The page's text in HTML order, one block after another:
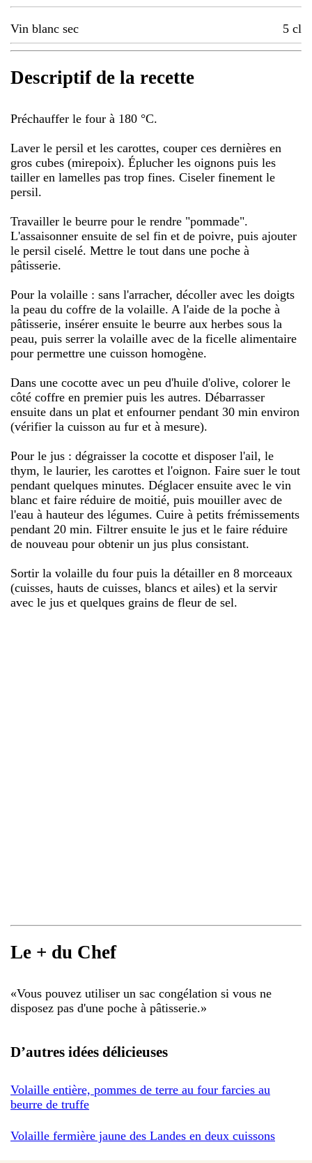
Vin blanc sec 5 cl
Descriptif de la recette
Préchauffer le four à 180 °C.
Laver le persil et les carottes, couper ces dernières en
gros cubes (mirepoix). Éplucher les oignons puis les
tailler en lamelles pas trop fines. Ciseler finement le
persil.
Travailler le beurre pour le rendre "pommade".
L'assaisonner ensuite de sel fin et de poivre, puis ajouter
le persil ciselé. Mettre le tout dans une poche à
pâtisserie.
Pour la volaille : sans l'arracher, décoller avec les doigts
la peau du coffre de la volaille. A l'aide de la poche à
pâtisserie, insérer ensuite le beurre aux herbes sous la
peau, puis serrer la volaille avec de la ficelle alimentaire
pour permettre une cuisson homogène.
Dans une cocotte avec un peu d'huile d'olive, colorer le
côté coffre en premier puis les autres. Débarrasser
ensuite dans un plat et enfourner pendant 30 min environ
(vérifier la cuisson au fur et à mesure).
Pour le jus : dégraisser la cocotte et disposer l'ail, le
thym, le laurier, les carottes et l'oignon. Faire suer le tout
pendant quelques minutes. Déglacer ensuite avec le vin
blanc et faire réduire de moitié, puis mouiller avec de
l'eau à hauteur des légumes. Cuire à petits frémissements
pendant 20 min. Filtrer ensuite le jus et le faire réduire
de nouveau pour obtenir un jus plus consistant.
Sortir la volaille du four puis la détailler en 8 morceaux
(cuisses, hauts de cuisses, blancs et ailes) et la servir
avec le jus et quelques grains de fleur de sel.
Le + du Chef
«Vous pouvez utiliser un sac congélation si vous ne
disposez pas d'une poche à pâtisserie.»
D’autres idées délicieuses
Volaille entière, pommes de terre au four farcies au
beurre de truffe
Volaille fermière jaune des Landes en deux cuissons